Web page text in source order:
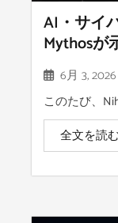
AI・サイ
Mythosが
6月 3, 2026
このたび、
全文を読む